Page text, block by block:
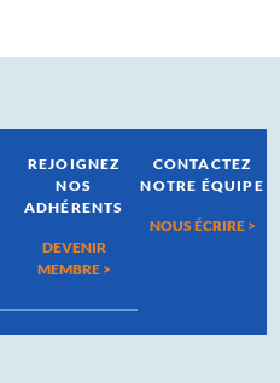
REJOIGNEZ
NOS
ADHÉRENTS
DEVENIR
MEMBRE >
CONTACTEZ
NOTRE ÉQUIPE
NOUS ÉCRIRE >